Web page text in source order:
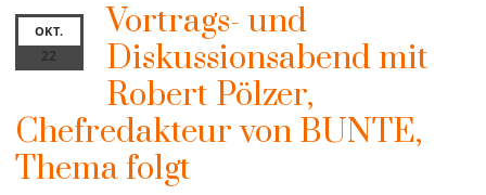
OKT.
22
Vortrags- und
Diskussionsabend mit
Robert Pölzer,
Chefredakteur von BUNTE,
Thema folgt